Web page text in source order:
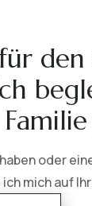
den
oder
mich auf